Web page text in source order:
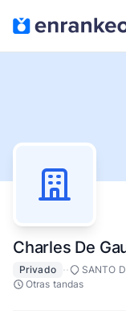
Charles De
Privado ·· SANTO
Otras tandas